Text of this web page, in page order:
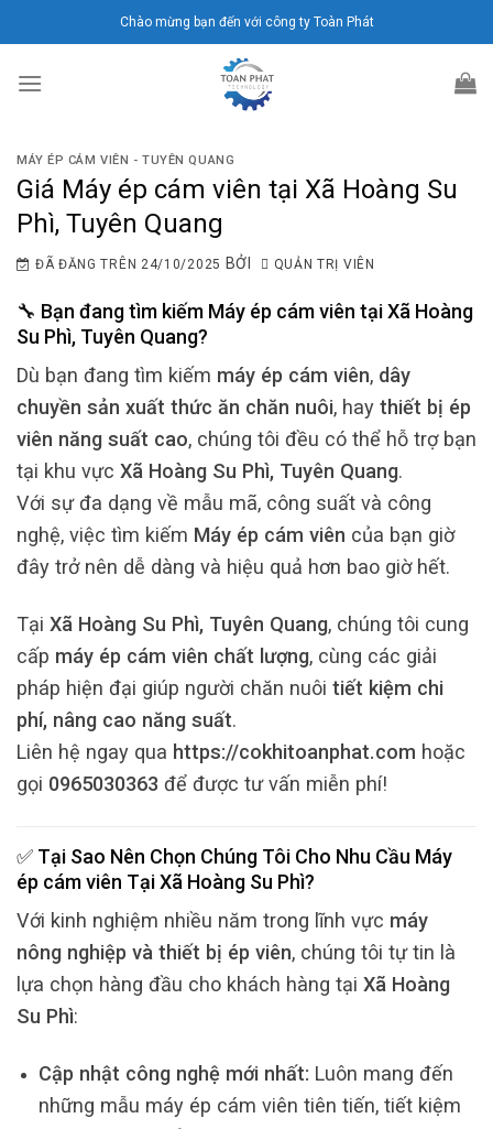
đến
dung
Chào mừng bạn đến với công ty Toàn Phát
MÁY ÉP CÁM VIÊN - TUYÊN QUANG
Giá Máy ép cám viên tại Xã Hoàng Su
Phì, Tuyên Quang
ĐÃ ĐĂNG TRÊN 24/10/2025 BỞI QUẢN TRỊ VIÊN
🔧 Bạn đang tìm kiếm Máy ép cám viên tạiXã Hoàng
Su Phì, Tuyên Quang?
Dù bạn đang tìm kiếm máy ép cám viên, dây
chuyền sản xuất thức ăn chăn nuôi, hay thiết bị ép
viên năng suất cao, chúng tôi đều có thể hỗ trợ bạn
tại khu vực Xã Hoàng Su Phì, Tuyên Quang.
Với sự đa dạng về mẫu mã, công suất và công
nghệ, việc tìm kiếm Máy ép cám viên của bạn giờ
đây trở nên dễ dàng và hiệu quả hơn bao giờ hết.
Tại Xã Hoàng Su Phì, Tuyên Quang, chúng tôi cung
cấp máy ép cám viên chất lượng, cùng các giải
pháp hiện đại giúp người chăn nuôi tiết kiệm chi
phí, nâng cao năng suất.
Liên hệ ngay qua https://cokhitoanphat.com hoặc
gọi 0965030363 để được tư vấn miễn phí!
✅ Tại Sao Nên Chọn Chúng Tôi Cho Nhu Cầu Máy
ép cám viên TạiXã Hoàng Su Phì?
Với kinh nghiệm nhiều năm trong lĩnh vực máy
nông nghiệp và thiết bị ép viên, chúng tôi tự tin là
lựa chọn hàng đầu cho khách hàng tại Xã Hoàng
Su Phì:
Cập nhật công nghệ mới nhất: Luôn mang đến
những mẫu máy ép cám viên tiên tiến, tiết kiệm